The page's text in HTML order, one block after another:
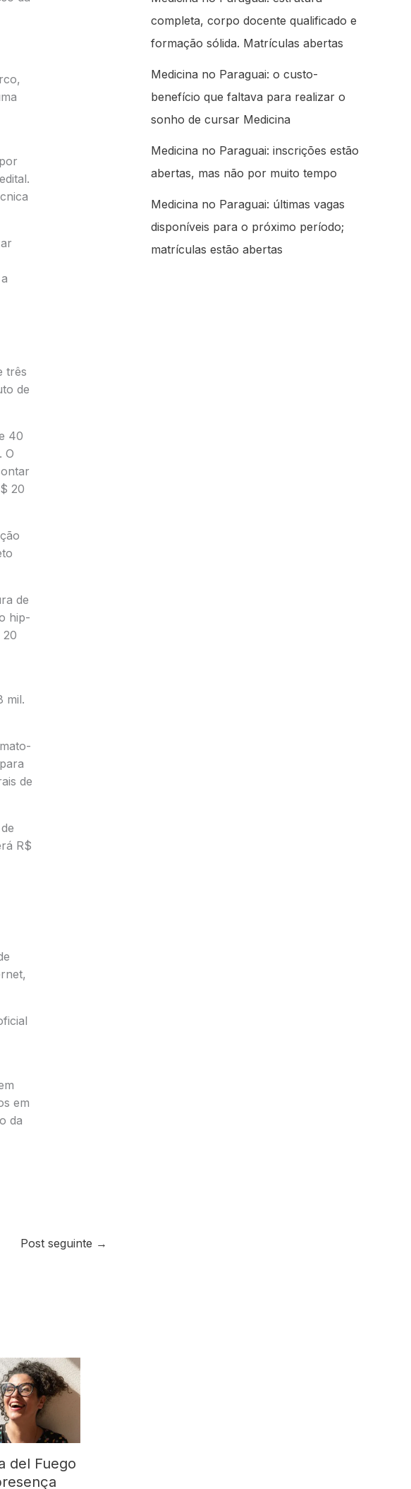
três
de
40
O
20
de
hip-
20
mil.
de
R$
em
da
Post seguinte →
del Fuego
completa, corpo docente qualificado e
formação sólida. Matrículas abertas
Medicina no Paraguai: o custo-
benefício que faltava para realizar o
sonho de cursar Medicina
Medicina no Paraguai: inscrições estão
abertas, mas não por muito tempo
Medicina no Paraguai: últimas vagas
disponíveis para o próximo período;
matrículas estão abertas